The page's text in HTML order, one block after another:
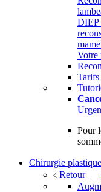
DIEP
Votre
Tarifs
Pour
Chirurgie
Retour